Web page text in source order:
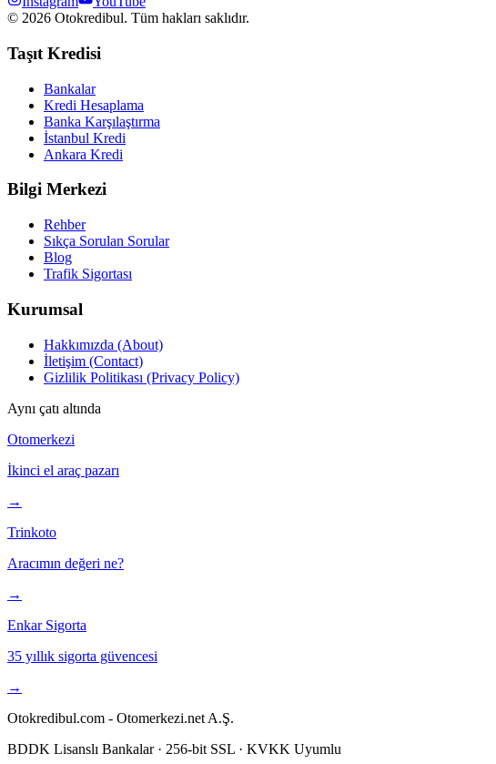
© 2026 Otokredibul. Tüm hakları saklıdır.
Taşıt Kredisi
Bankalar
Kredi Hesaplama
Banka Karşılaştırma
İstanbul Kredi
Ankara Kredi
Bilgi Merkezi
Rehber
Sıkça Sorulan Sorular
Blog
Trafik Sigortası
Kurumsal
Hakkımızda (About)
İletişim (Contact)
Gizlilik Politikası (Privacy Policy)
Aynı çatı altında
Otomerkezi
İkinci el araç pazarı
→
Trinkoto
Aracımın değeri ne?
→
Enkar Sigorta
35 yıllık sigorta güvencesi
→
Otokredibul.com - Otomerkezi.net A.Ş.
BDDK Lisanslı Bankalar · 256-bit SSL · KVKK Uyumlu